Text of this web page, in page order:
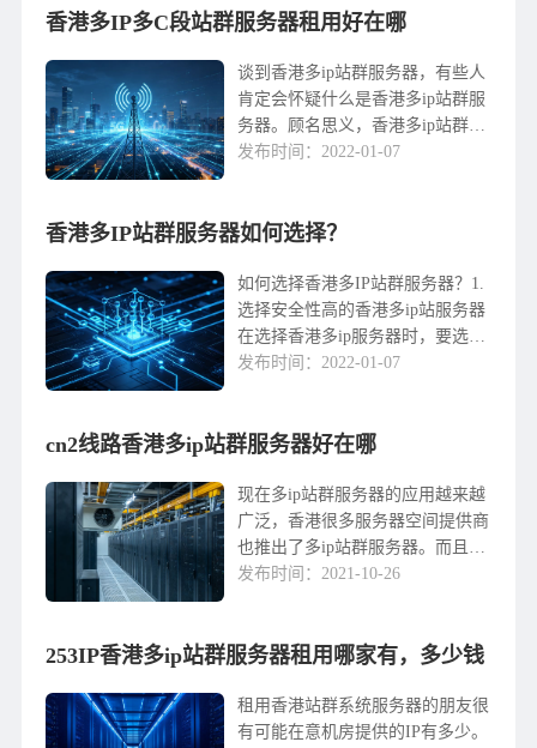
搜索引擎的收录...
香港多IP多C段站群服务器租用好在哪
谈到香港多ip站群服务器，有些人
肯定会怀疑什么是香港多ip站群服
务器。顾名思义，香港多ip站群服
务器就是很多ip的香港服务器。站
引擎的权重，...
发布时间：2022-01-07
香港多IP站群服务器如何选择？
如何选择香港多IP站群服务器？1.
选择安全性高的香港多ip站服务器
在选择香港多ip服务器时，要选择
安全性高的香港服务器，避免服务
供的香港服务...
发布时间：2022-01-07
cn2线路香港多ip站群服务器好在哪
现在多ip站群服务器的应用越来越
广泛，香港很多服务器空间提供商
也推出了多ip站群服务器。而且站
群服务器对于网站应用来说更专
服务器选择CN2...
发布时间：2021-10-26
253IP香港多ip站群服务器租用哪家有，多少钱
租用香港站群系统服务器的朋友很
有可能在意机房提供的IP有多少。